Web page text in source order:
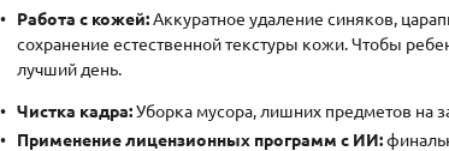
Работа с кожей:Аккуратное удаление синяков,
сохранение естественной текстуры кожи. Чтобы
лучший день.
Чистка кадра:Уборка мусора, лишних предметов на
Применение лицензионных программ с ИИ: